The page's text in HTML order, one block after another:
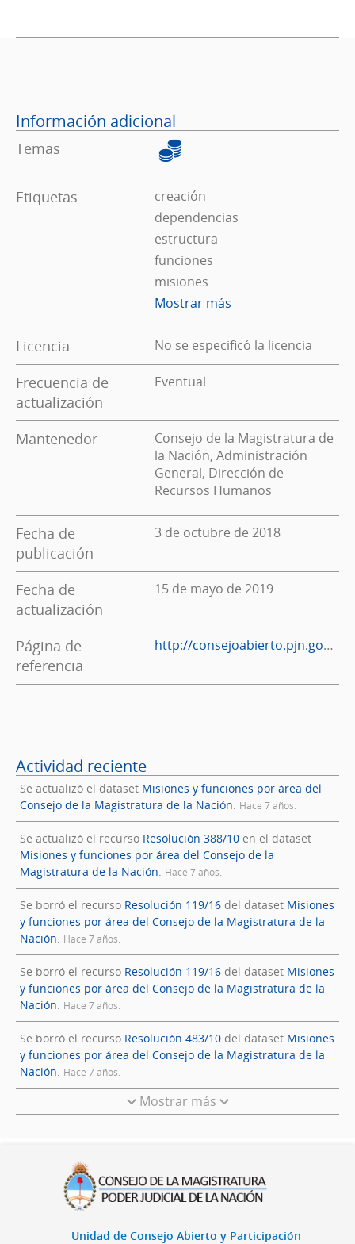
Información adicional
Temas
Etiquetas
creación
dependencias
estructura
funciones
misiones
Mostrar más
Licencia No se especificó la licencia
Frecuencia de
actualización
Eventual
Mantenedor
Consejo de la Magistratura de
la Nación, Administración
General, Dirección de
Recursos Humanos
Fecha de
publicación
3 de octubre de 2018
Fecha de
actualización
15 de mayo de 2019
Página de
referencia
http://consejoabierto.pjn.gov.ar/
Actividad reciente
Se actualizó el dataset Misiones y funciones por área del
Consejo de la Magistratura de la Nación. Hace 7 años.
Se actualizó el recurso Resolución 388/10 en el dataset
Misiones y funciones por área del Consejo de la
Magistratura de la Nación. Hace 7 años.
Se borró el recurso Resolución 119/16 del dataset Misiones
y funciones por área del Consejo de la Magistratura de la
Nación. Hace 7 años.
Se borró el recurso Resolución 119/16 del dataset Misiones
y funciones por área del Consejo de la Magistratura de la
Nación. Hace 7 años.
Se borró el recurso Resolución 483/10 del dataset Misiones
y funciones por área del Consejo de la Magistratura de la
Nación. Hace 7 años.
Mostrar más
Unidad de Consejo Abierto y Participación